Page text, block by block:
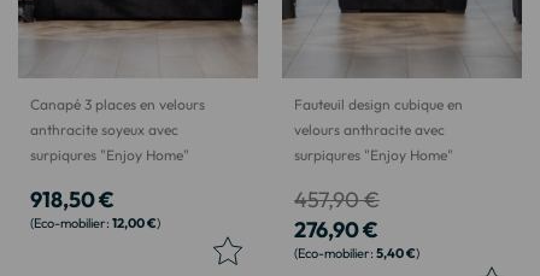
Canapé 3 places en velours
anthracite soyeux avec
surpiqures "Enjoy Home"
918,50 €
12,00 €
Fauteuil design cubique en
velours anthracite avec
surpiqures "Enjoy Home"
276,90 €
5,40 €
457,90 €